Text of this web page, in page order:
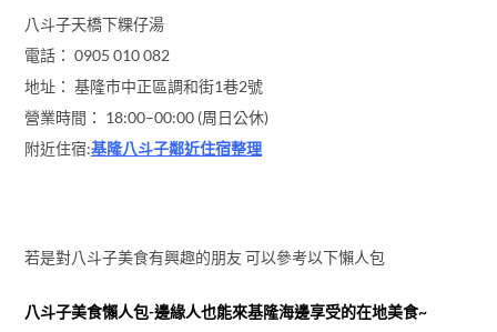
八斗子天橋下粿仔湯
電話： 0905 010 082
地址： 基隆市中正區調和街1巷2號
營業時間： 18:00–00:00 (周日公休)
附近住宿:基隆八斗子鄰近住宿整理
若是對八斗子美食有興趣的朋友 可以參考以下懶人包
八斗子美食懶人包-邊緣人也能來基隆海邊享受的在地美食~